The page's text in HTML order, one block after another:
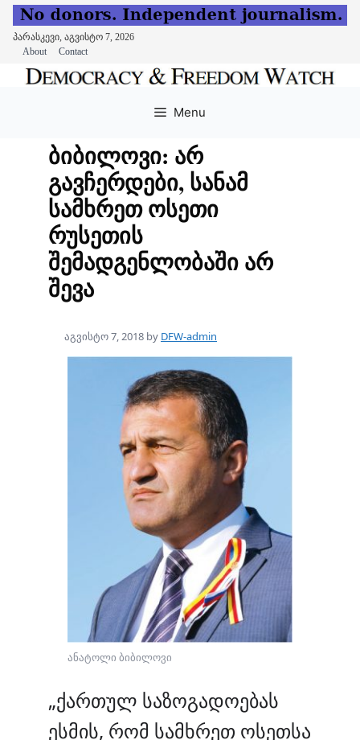
პარასკევი, აგვისტო 7, 2026
About
Contact
Menu
ბიბილოვი: არ
გავჩერდები, სანამ
სამხრეთ ოსეთი
რუსეთის
შემადგენლობაში არ
შევა
აგვისტო 7, 2018 by DFW-admin
ანატოლი ბიბილოვი
„ქართულ საზოგადოებას
ესმის, რომ სამხრეთ ოსეთსა